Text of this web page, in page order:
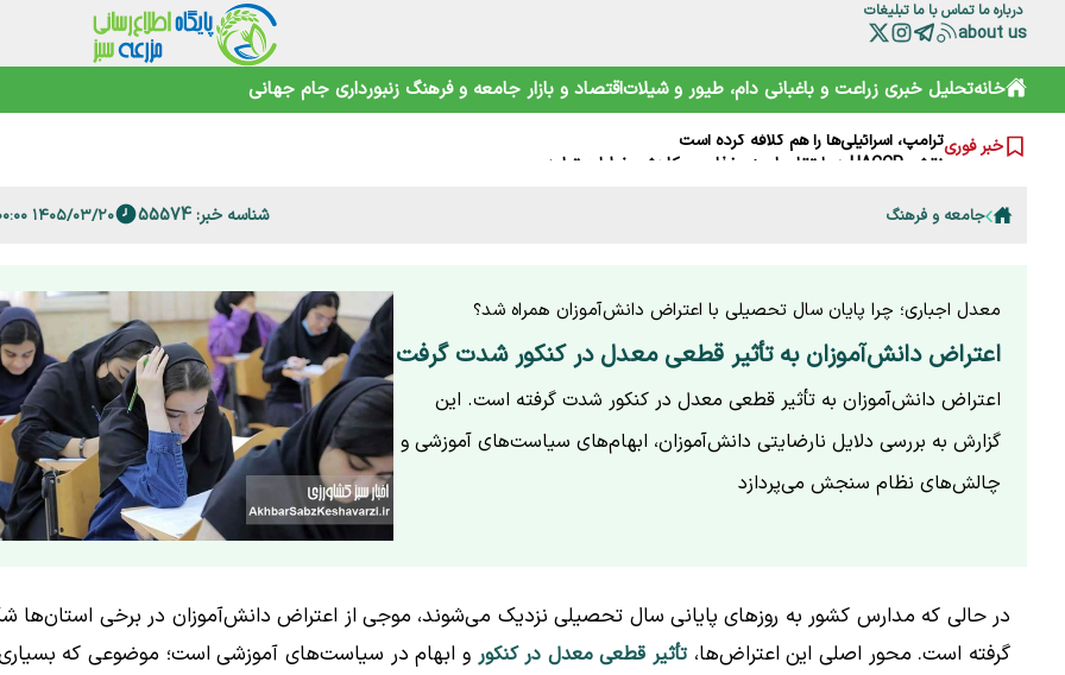
درباره ما تماس با ما تبلیغات
about us
خانهتحلیل خبری زراعت و باغبانی دام، طیور و شیلاتاقتصاد و بازار جامعه و فرهنگ زنبورداری جام جهانی
خبر فوری
بایوکراسی؛ چارچوبی نوین برای تقویت تاب‌آوری محیط‌زیست و امنیت غذایی در عصر تغییرات اقلیمی
گوزن زرد ایرانی؛ از شایعه ذبح تا سفر به خانه جدید
نقش HACCP در ارتقای ایمنی غذایی و کاهش خطرات تولید
درختان مهندسی‌شده؛ آینده تولید بیوپلاستیک‌های دوستدار محیط‌زیست
جامعه و فرهنگ شناسه خبر: 55574 ۱۴۰۵/۰۳/۲۰ ۰۹:۰۰:۰۰
معدل اجباری؛ چرا پایان سال تحصیلی با اعتراض دانش‌آموزان همراه شد؟
اعتراض دانش‌آموزان به تأثیر قطعی معدل در کنکور شدت گرفت
اعتراض دانش‌آموزان به تأثیر قطعی معدل در کنکور شدت گرفته است. این
گزارش به بررسی دلایل نارضایتی دانش‌آموزان، ابهام‌های سیاست‌های آموزشی و
چالش‌های نظام سنجش می‌پردازد
در حالی که مدارس کشور به روزهای پایانی سال تحصیلی نزدیک می‌شوند، موجی از اعتراض دانش‌آموزان در برخی استان‌ها
گرفته است. محور اصلی این اعتراض‌ها،تأثیر قطعی معدل در کنکور و ابهام در سیاست‌های آموزشی است؛ موضوعی که بسیاری